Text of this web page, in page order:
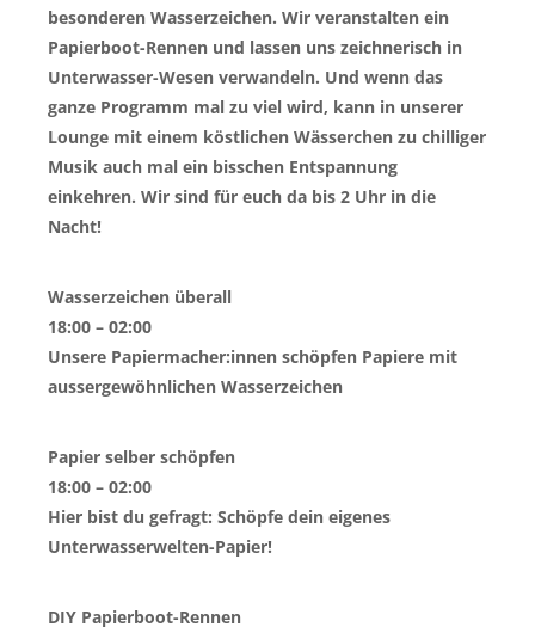
besonderen Wasserzeichen. Wir veranstalten ein
Papierboot-Rennen und lassen uns zeichnerisch in
Unterwasser-Wesen verwandeln. Und wenn das
ganze Programm mal zu viel wird, kann in unserer
Lounge mit einem köstlichen Wässerchen zu chilliger
Musik auch mal ein bisschen Entspannung
einkehren. Wir sind für euch da bis 2 Uhr in die
Nacht!
Wasserzeichen überall
18:00 – 02:00
Unsere Papiermacher:innen schöpfen Papiere mit
aussergewöhnlichen Wasserzeichen
Papier selber schöpfen
18:00 – 02:00
Hier bist du gefragt: Schöpfe dein eigenes
Unterwasserwelten-Papier!
DIY Papierboot-Rennen